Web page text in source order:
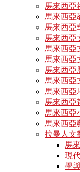
馬來西亞
馬來西亞
馬來西亞
馬來西亞
馬來西亞
馬來西亞
馬來西亞
馬來西亞
馬來西亞
馬來西亞
馬來西亞
馬來西亞
拉曼人文
馬
現
學